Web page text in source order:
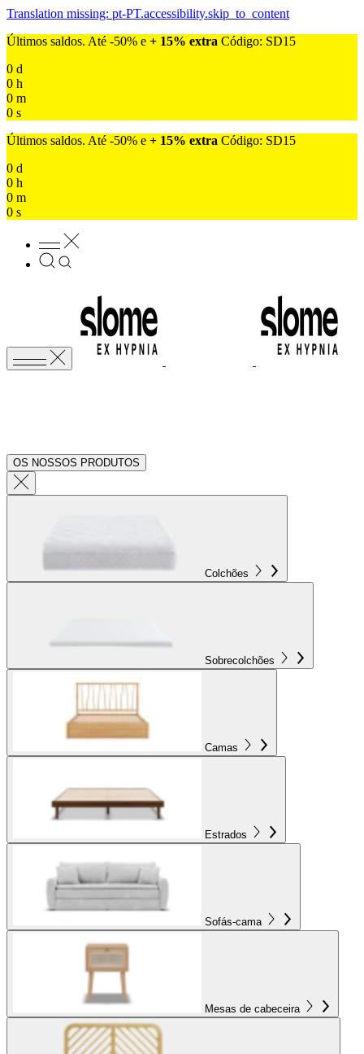
Translation missing: pt-PT.accessibility.skip_to_content
Últimos saldos. Até -50% e + 15% extra Código: SD15
0 d
0 h
0 m
0 s
Últimos saldos. Até -50% e + 15% extra Código: SD15
0 d
0 h
0 m
0 s
OS NOSSOS PRODUTOS
Colchões
Sobrecolchões
Camas
Estrados
Sofás-cama
Mesas de cabeceira